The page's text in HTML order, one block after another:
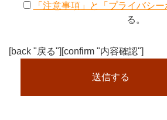
「注意事項」と「プライバシー
る。
[back "戻る"][confirm "内容確認"]